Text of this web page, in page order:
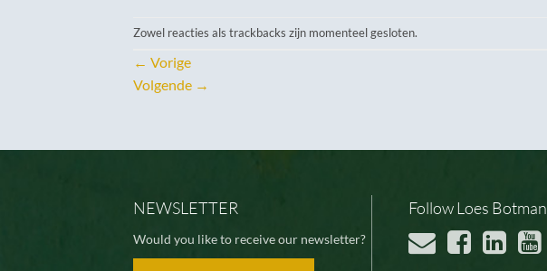
Zowel reacties als trackbacks zijn momenteel gesloten.
← Vorige
Volgende →
NEWSLETTER
Would you like to receive our newsletter?
Follow Loes Botman